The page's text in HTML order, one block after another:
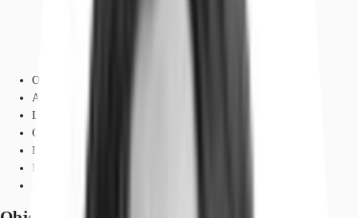
Objekt
Ausstattung
Lage und Verkehrsanbindung
Grundriss
Exposé herunterladen
Ihr Kontakt